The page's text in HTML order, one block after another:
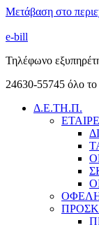
Μετάβαση στο
e-bill
Τηλέφωνο
24630-55745 όλο
Δ.Ε.ΤΗ.Π.